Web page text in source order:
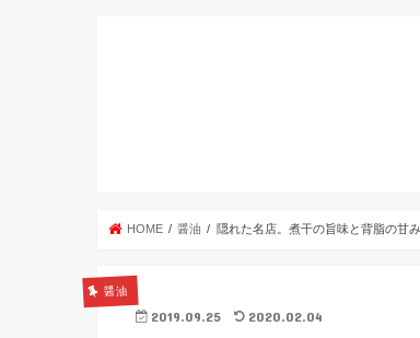
HOME 醤油 隠れた名店。煮干の旨味と背脂の甘
醤油
2019.09.25 2020.02.04